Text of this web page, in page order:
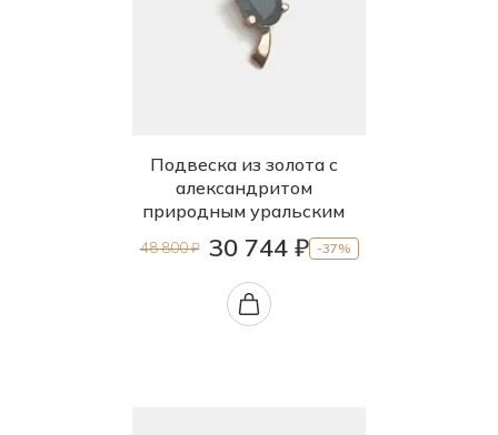
Подвеска из золота с
александритом
природным уральским
48 800 ₽ 30 744 ₽ -37%